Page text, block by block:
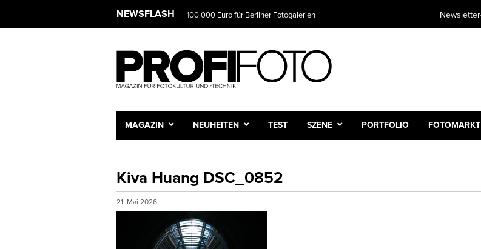
NEWSFLASH 100.000 Euro für Berliner Fotogalerien
MAGAZIN NEUHEITEN TEST SZENE PORTFOLIO FOTOMARKT
Kiva Huang DSC_0852
21. Mai 2026